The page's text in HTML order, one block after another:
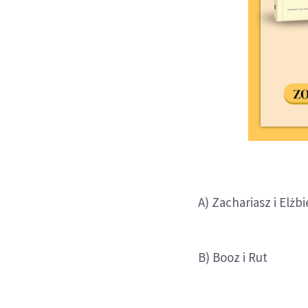
A) Zachariasz i
B) Booz i Rut